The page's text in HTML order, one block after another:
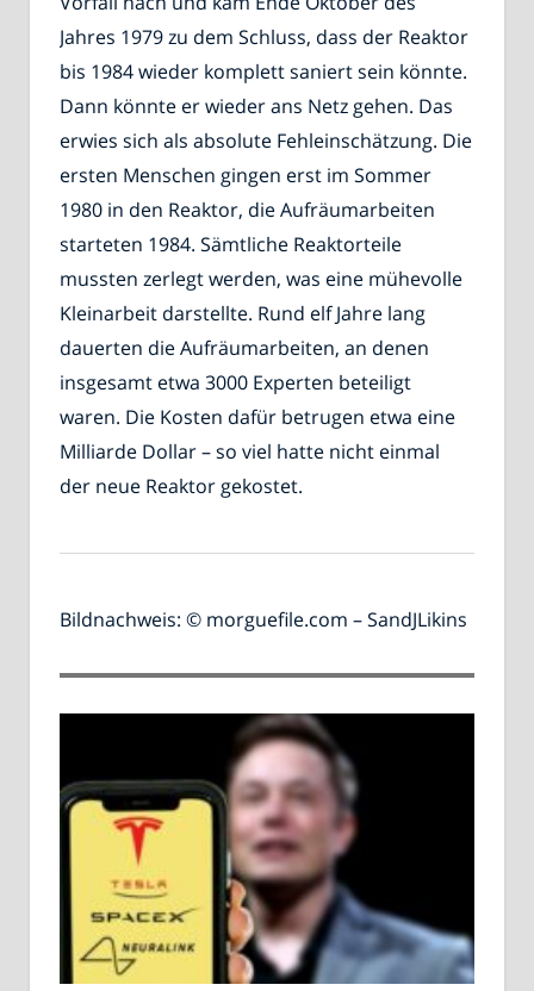
Jahres 1979 zu dem Schluss, dass der Reaktor
bis 1984 wieder komplett saniert sein könnte.
Dann könnte er wieder ans Netz gehen. Das
erwies sich als absolute Fehleinschätzung. Die
ersten Menschen gingen erst im Sommer
1980 in den Reaktor, die Aufräumarbeiten
starteten 1984. Sämtliche Reaktorteile
mussten zerlegt werden, was eine mühevolle
Kleinarbeit darstellte. Rund elf Jahre lang
dauerten die Aufräumarbeiten, an denen
insgesamt etwa 3000 Experten beteiligt
waren. Die Kosten dafür betrugen etwa eine
Milliarde Dollar – so viel hatte nicht einmal
der neue Reaktor gekostet.
Bildnachweis: © morguefile.com – SandJLikins